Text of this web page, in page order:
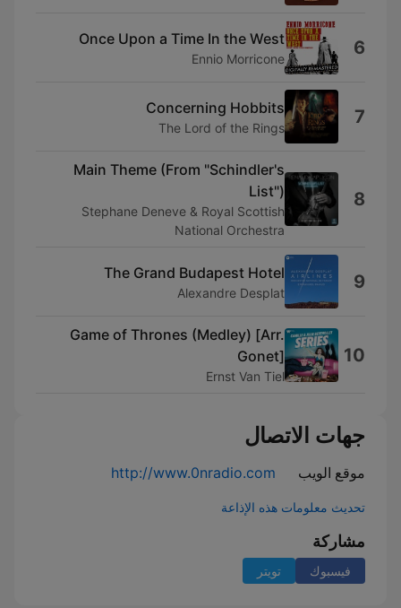
6
Once Upon a Time In the West
Ennio Morricone
7
Concerning Hobbits
The Lord of the Rings
8
Main Theme (From "Schindler's
List")
Stephane Deneve & Royal Scottish
National Orchestra
9
The Grand Budapest Hotel
Alexandre Desplat
10
Game of Thrones (Medley) [Arr.
Gonet]
Ernst Van Tiel
جهات الاتصال
موقع الويب http://www.0nradio.com
تحديث معلومات هذه الإذاعة
مشاركة
فيسبوك تويتر